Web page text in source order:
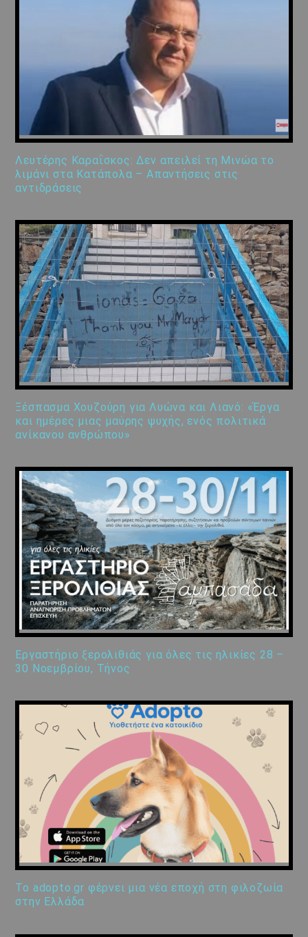
Λευτέρης Καραΐσκος: Δεν απειλεί τη Μινώα το
λιμάνι στα Κατάπολα – Απαντήσεις στις
αντιδράσεις
Ξέσπασμα Χουζούρη για Λυώνα και Λιανό: «Έργα
και ημέρες μιας μαύρης ψυχής, ενός πολιτικά
ανίκανου ανθρώπου»
Εργαστήριο ξερολιθιάς για όλες τις ηλικίες 28 –
30 Νοεμβρίου, Τήνος
Το adopto.gr φέρνει μια νέα εποχή στη φιλοζωία
στην Ελλάδα